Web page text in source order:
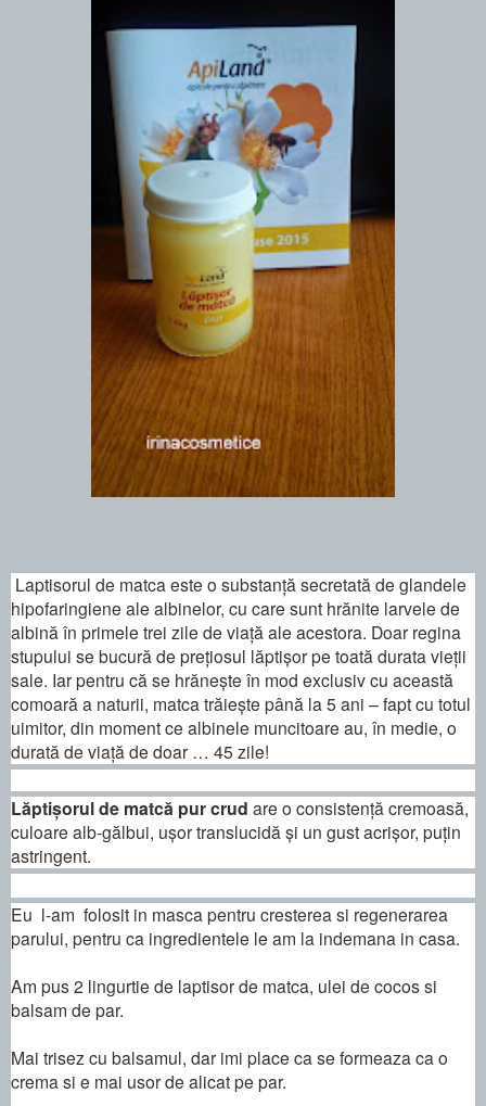
Laptisorul de matca este o substanţă secretată de glandele
hipofaringiene ale albinelor, cu care sunt hrănite larvele de
albină în primele trei zile de viaţă ale acestora. Doar regina
stupului se bucură de preţiosul lăptişor pe toată durata vieţii
sale. Iar pentru că se hrăneşte în mod exclusiv cu această
comoară a naturii, matca trăieşte până la 5 ani – fapt cu totul
uimitor, din moment ce albinele muncitoare au, în medie, o
durată de viaţă de doar … 45 zile!
Lăptişorul de matcă pur crud are o consistenţă cremoasă,
culoare alb-gălbui, uşor translucidă şi un gust acrişor, puţin
astringent.
Eu l-am folosit in masca pentru cresterea si regenerarea
parului, pentru ca ingredientele le am la indemana in casa.
Am pus 2 lingurtie de laptisor de matca, ulei de cocos si
balsam de par.
Mai trisez cu balsamul, dar imi place ca se formeaza ca o
crema si e mai usor de alicat pe par.